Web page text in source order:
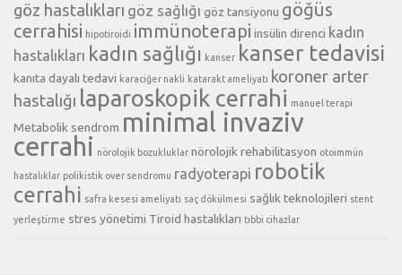
göz hastalıkları göz sağlığı göz tansiyonu göğüs
cerrahisi hipotiroidi immünoterapi insülin direnci kadın
hastalıkları kadın sağlığı kanser kanser tedavisi
kanıta dayalı tedavi karaciğer nakli katarakt ameliyatı koroner arter
hastalığı laparoskopik cerrahi manuel terapi
Metabolik sendrom minimal invaziv
cerrahi nörolojik bozukluklar nörolojik rehabilitasyon otoimmün
hastalıklar polikistik over sendromu radyoterapi robotik
cerrahi safra kesesi ameliyatı saç dökülmesi sağlık teknolojileri stent
yerleştirme stres yönetimi Tiroid hastalıkları tıbbi cihazlar